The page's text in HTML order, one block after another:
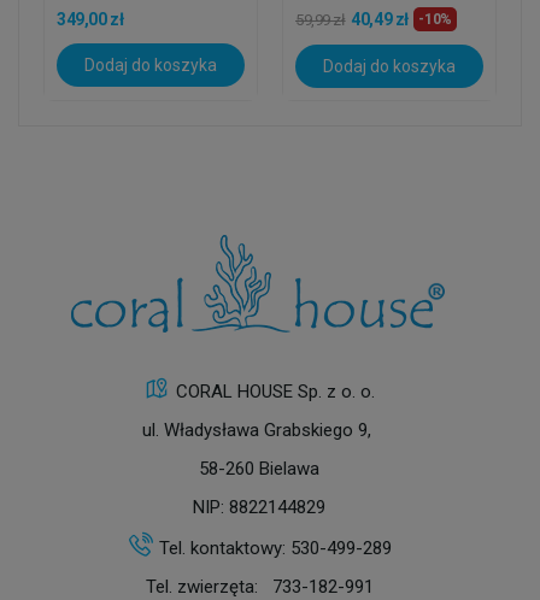
349,00 zł
Dodaj do koszyka
59,99 zł 40,49 zł -10%
Dodaj do koszyka
CORAL HOUSE Sp. z o. o.
ul. Władysława Grabskiego 9,
58-260 Bielawa
NIP: 8822144829
Tel. kontaktowy: 530-499-289
Tel. zwierzęta: 733-182-991